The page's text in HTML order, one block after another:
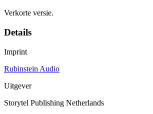
Verkorte versie.
Details
Imprint
Rubinstein Audio
Uitgever
Storytel Publishing Netherlands